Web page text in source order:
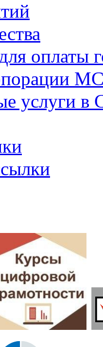
оплаты
услуги в